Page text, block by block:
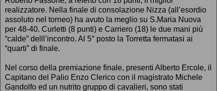
realizzatore. Nella finale di consolazione Nizza (all’esordio
assoluto nel torneo) ha avuto la meglio su S.Maria Nuova
per 48-40. Curletti (8 punti) e Carriero (18) le due mani più
“calde” delll’incontro. Al 5° posto la Torretta fermatasi ai
“quarti” di finale.
Nel corso della premiazione finale, presenti Alberto Ercole, il
Capitano del Palio Enzo Clerico con il magistrato Michele
Gandolfo ed un nutrito gruppo di cavalieri, sono stati